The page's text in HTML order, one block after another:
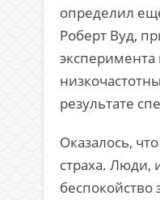
определил
Роберт Вуд,
эксперимента
результате
Оказалось,
страха. Люди,
беспокойство